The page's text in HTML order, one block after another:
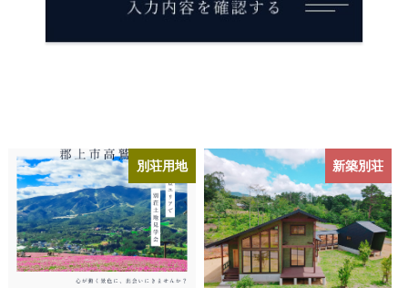
等により特定の個人を識別できる情報を指します。
IPアドレス，クッキー情報，位置情報，端末の個体識
別情報などを指します。
第２条（プライバシー情報の収集方法）
当社は，ユーザーが利用登録をする際に氏名，生年月
日，住所，電話番号，メールアドレス，銀行口座番
別荘用地 新築別荘